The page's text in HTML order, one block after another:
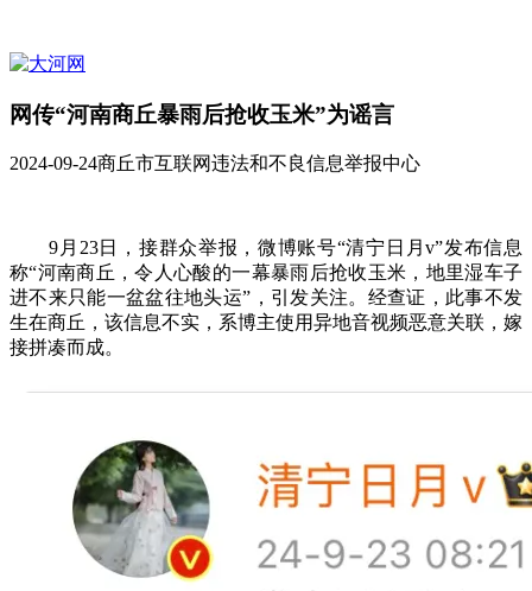
网传“河南商丘暴雨后抢收玉米”为谣言
2024-09-24商丘市互联网违法和不良信息举报中心
9月23日，接群众举报，微博账号“清宁日月v”发布信息
称“河南商丘，令人心酸的一幕暴雨后抢收玉米，地里湿车子
进不来只能一盆盆往地头运”，引发关注。经查证，此事不发
生在商丘，该信息不实，系博主使用异地音视频恶意关联，嫁
接拼凑而成。